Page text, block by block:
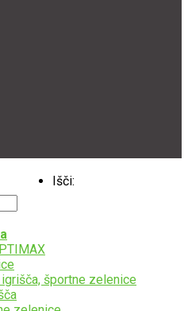
- 2026
Išči:
športne zelenice